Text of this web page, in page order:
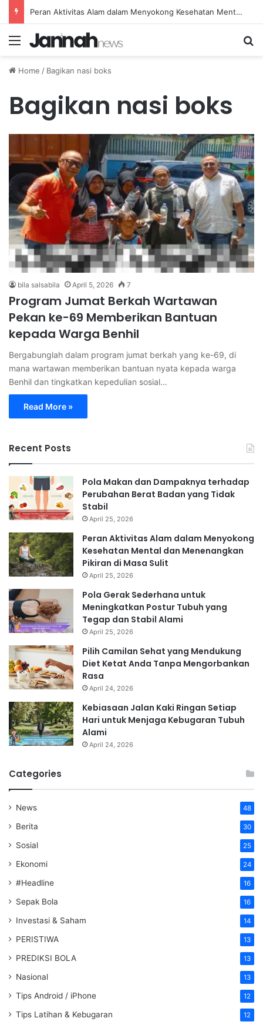
Peran Aktivitas Alam dalam Menyokong Kesehatan Mental dan Menenangkan Pikiran di Masa Sulit
Menu
Home / Bagikan nasi boks
Bagikan nasi boks
bila salsabila April 5, 2026 7
Program Jumat Berkah Wartawan
Pekan ke-69 Memberikan Bantuan
kepada Warga Benhil
Bergabunglah dalam program jumat berkah yang ke-69, di
mana wartawan memberikan bantuan nyata kepada warga
Benhil dan tingkatkan kepedulian sosial…
Read More »
Recent Posts
Pola Makan dan Dampaknya terhadap
Perubahan Berat Badan yang Tidak
Stabil
April 25, 2026
Peran Aktivitas Alam dalam Menyokong
Kesehatan Mental dan Menenangkan
Pikiran di Masa Sulit
April 25, 2026
Pola Gerak Sederhana untuk
Meningkatkan Postur Tubuh yang
Tegap dan Stabil Alami
April 25, 2026
Pilih Camilan Sehat yang Mendukung
Diet Ketat Anda Tanpa Mengorbankan
Rasa
April 24, 2026
Kebiasaan Jalan Kaki Ringan Setiap
Hari untuk Menjaga Kebugaran Tubuh
Alami
April 24, 2026
Categories
News 48
Berita 30
Sosial 25
Ekonomi 24
#Headline 16
Sepak Bola 16
Investasi & Saham 14
PERISTIWA 13
PREDIKSI BOLA 13
Nasional 13
Tips Android / iPhone 12
Tips Latihan & Kebugaran 12